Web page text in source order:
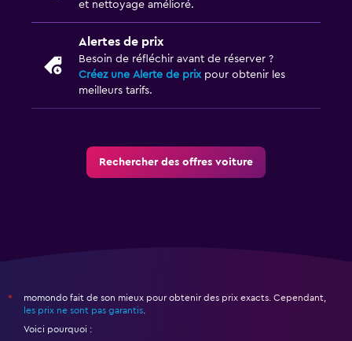
et nettoyage amélioré.
Alertes de prix
Besoin de réfléchir avant de réserver ?
Créez une Alerte de prixpour obtenir les
meilleurs tarifs.
Rechercher des offres voiture
*
momondo fait de son mieux pour obtenir des prix exacts. Cependant,
les prix ne sont pas garantis
Voici pourquoi :